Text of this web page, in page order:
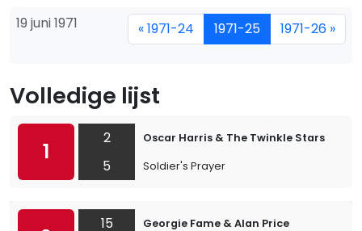
19 juni 1971 « 1971-24 1971-25 1971-26 »
Volledige lijst
1
2
5
Oscar Harris & The Twinkle Stars
Soldier's Prayer
15 Georgie Fame & Alan Price